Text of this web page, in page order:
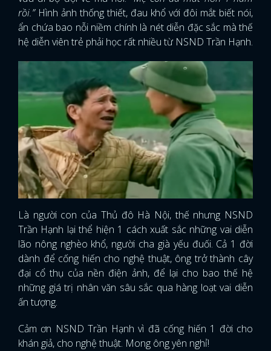
rồi.”Hình ảnh thống thiết, đau khổ với đôi mắt biết nói,
ẩn chứa bao nỗi niềm chính là nét diễn đặc sắc mà thế
hệ diễn viên trẻ phải học rất nhiều từ NSND Trần Hạnh.
Là người con của Thủ đô Hà Nội, thế nhưng NSND
Trần Hạnh lại thể hiện 1 cách xuất sắc những vai diễn
lão nông nghèo khổ, người cha già yếu đuối. Cả 1 đời
dành để cống hiến cho nghệ thuật, ông trở thành cây
đại cổ thụ của nền điện ảnh, để lại cho bao thế hệ
những giá trị nhân văn sâu sắc qua hàng loạt vai diễn
ấn tượng.
Cảm ơn NSND Trần Hạnh vì đã cống hiến 1 đời cho
khán giả, cho nghệ thuật. Mong ông yên nghỉ!